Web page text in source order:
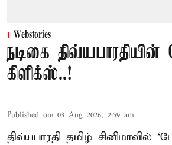
Webstories
நடிகை
கிளிக்ஸ்..!
Published on: 03 Aug 2026, 2:59 am
திவ்யபாரதி தமிழ் சினிமாவில்